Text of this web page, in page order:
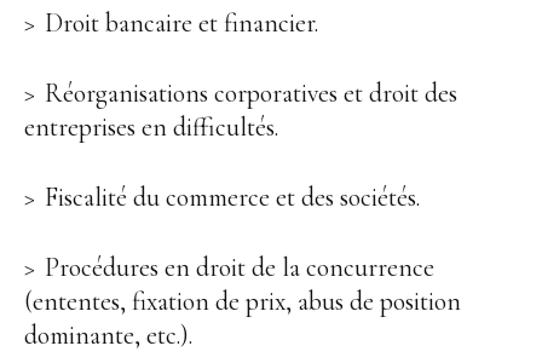
Droit bancaire et financier.
Réorganisations corporatives et droit des
entreprises en difficultés.
Fiscalité du commerce et des sociétés.
Procédures en droit de la concurrence
(ententes, fixation de prix, abus de position
dominante, etc.).